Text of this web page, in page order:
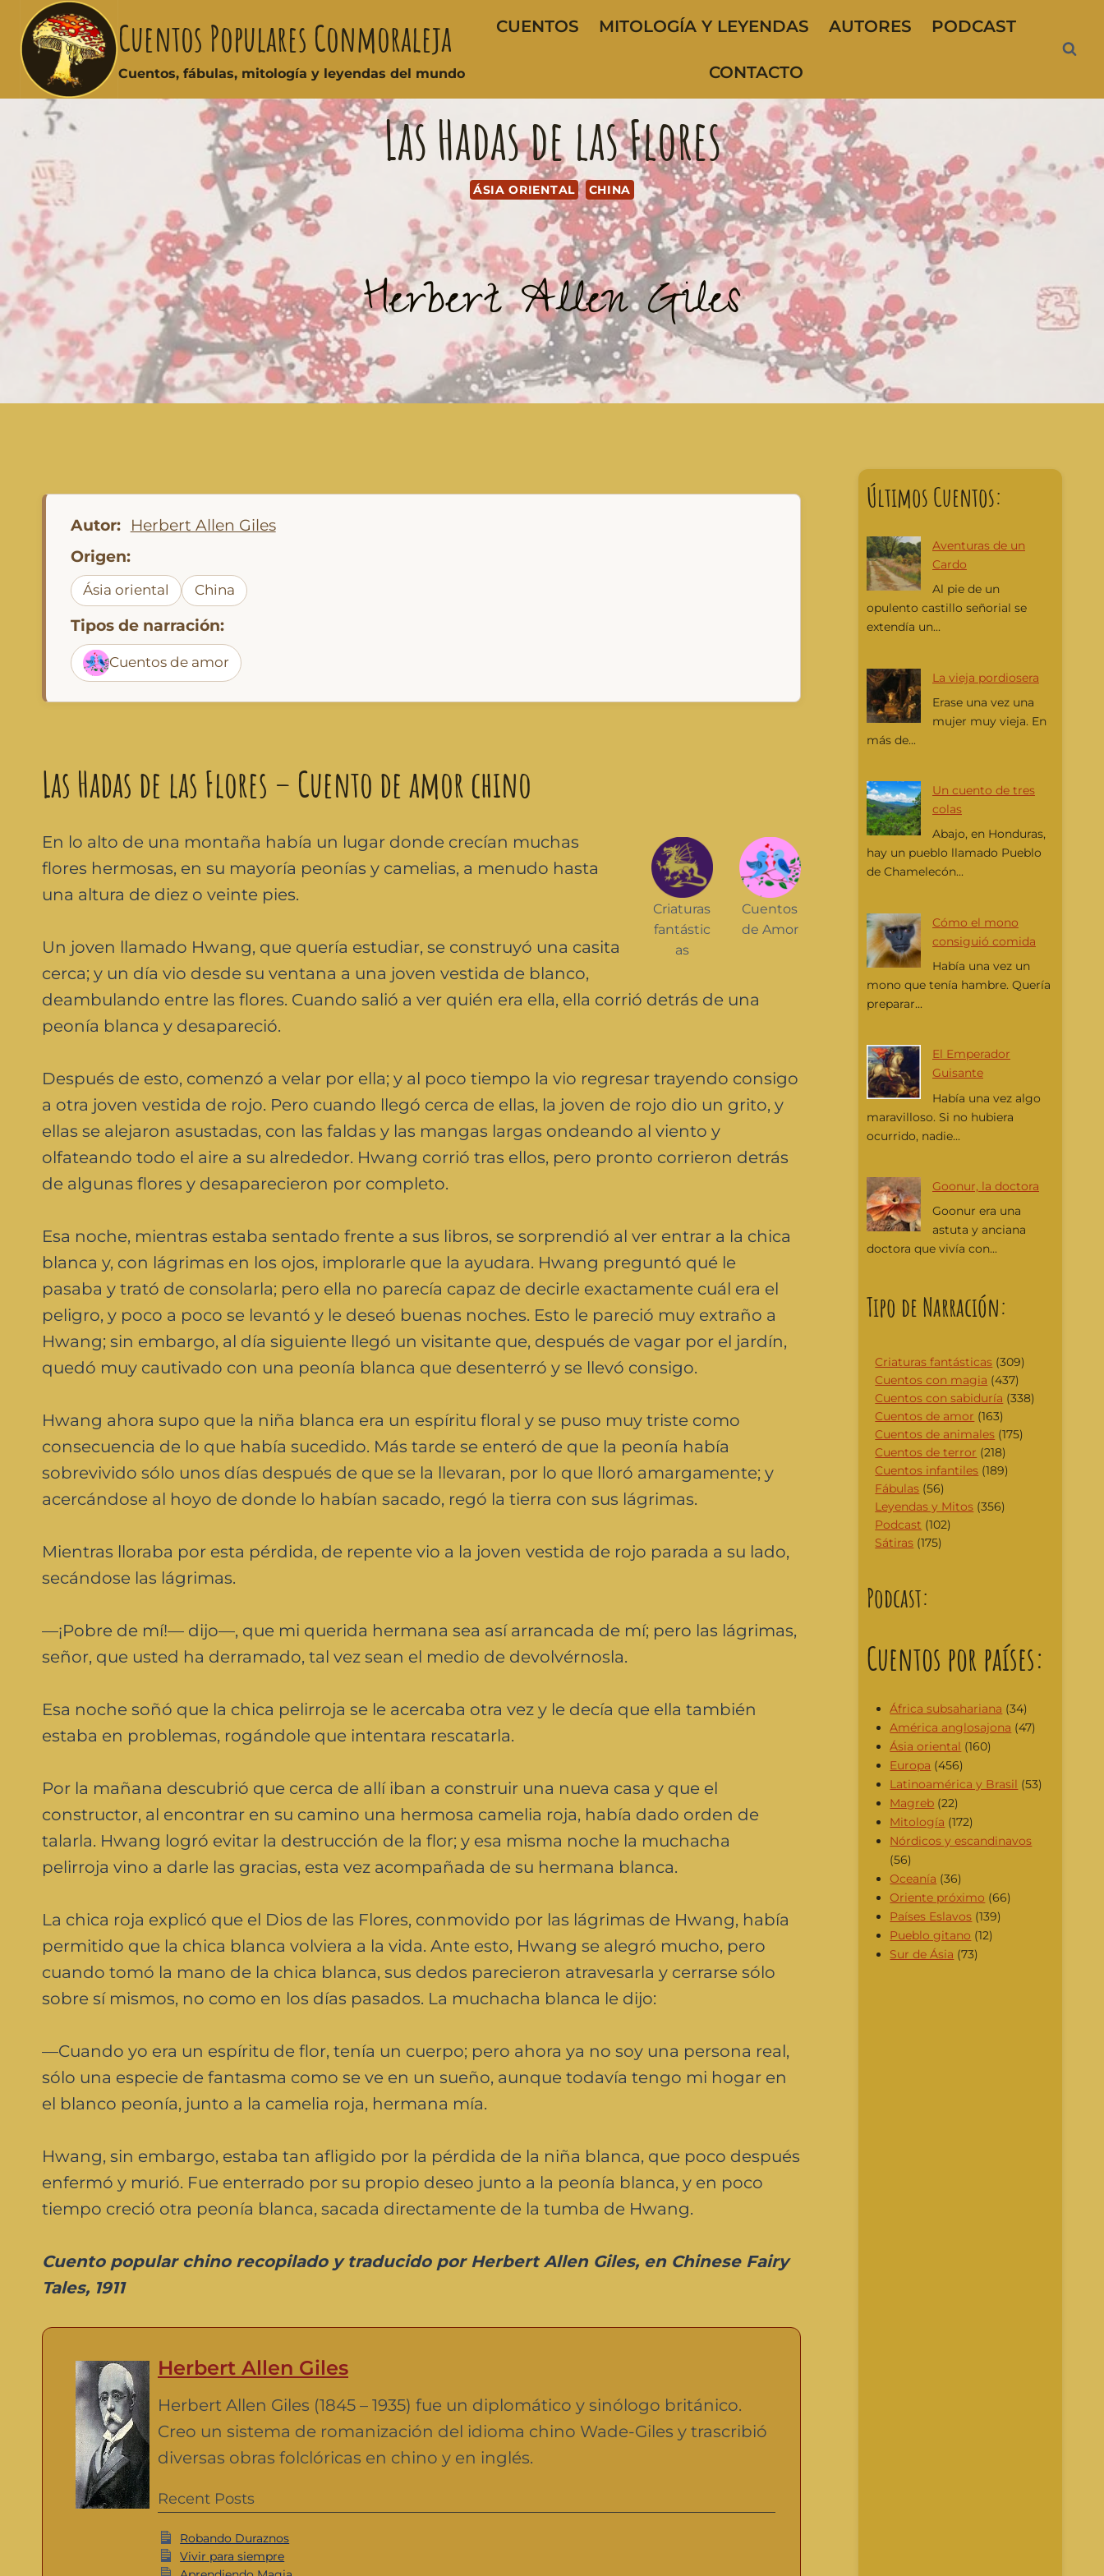
Cuentos Populares Conmoraleja
Cuentos, fábulas, mitología y leyendas del mundo
CUENTOS MITOLOGÍA Y LEYENDAS AUTORES PODCAST
CONTACTO
Las Hadas de las Flores
ÁSIA ORIENTAL CHINA
Herbert Allen Giles
Autor:
Herbert Allen Giles
Origen:
Ásia oriental China
Tipos de narración:
Cuentos de amor
Las Hadas de las Flores – Cuento de amor chino
Cuentos
de Amor
Criaturas
fantástic
as
En lo alto de una montaña había un lugar donde crecían muchas
flores hermosas, en su mayoría peonías y camelias, a menudo hasta
una altura de diez o veinte pies.
Un joven llamado Hwang, que quería estudiar, se construyó una casita
cerca; y un día vio desde su ventana a una joven vestida de blanco,
deambulando entre las flores. Cuando salió a ver quién era ella, ella corrió detrás de una
peonía blanca y desapareció.
Después de esto, comenzó a velar por ella; y al poco tiempo la vio regresar trayendo consigo
a otra joven vestida de rojo. Pero cuando llegó cerca de ellas, la joven de rojo dio un grito, y
ellas se alejaron asustadas, con las faldas y las mangas largas ondeando al viento y
olfateando todo el aire a su alrededor. Hwang corrió tras ellos, pero pronto corrieron detrás
de algunas flores y desaparecieron por completo.
Esa noche, mientras estaba sentado frente a sus libros, se sorprendió al ver entrar a la chica
blanca y, con lágrimas en los ojos, implorarle que la ayudara. Hwang preguntó qué le
pasaba y trató de consolarla; pero ella no parecía capaz de decirle exactamente cuál era el
peligro, y poco a poco se levantó y le deseó buenas noches. Esto le pareció muy extraño a
Hwang; sin embargo, al día siguiente llegó un visitante que, después de vagar por el jardín,
quedó muy cautivado con una peonía blanca que desenterró y se llevó consigo.
Hwang ahora supo que la niña blanca era un espíritu floral y se puso muy triste como
consecuencia de lo que había sucedido. Más tarde se enteró de que la peonía había
sobrevivido sólo unos días después de que se la llevaran, por lo que lloró amargamente; y
acercándose al hoyo de donde lo habían sacado, regó la tierra con sus lágrimas.
Mientras lloraba por esta pérdida, de repente vio a la joven vestida de rojo parada a su lado,
secándose las lágrimas.
—¡Pobre de mí!— dijo—, que mi querida hermana sea así arrancada de mí; pero las lágrimas,
señor, que usted ha derramado, tal vez sean el medio de devolvérnosla.
Esa noche soñó que la chica pelirroja se le acercaba otra vez y le decía que ella también
estaba en problemas, rogándole que intentara rescatarla.
Por la mañana descubrió que cerca de allí iban a construir una nueva casa y que el
constructor, al encontrar en su camino una hermosa camelia roja, había dado orden de
talarla. Hwang logró evitar la destrucción de la flor; y esa misma noche la muchacha
pelirroja vino a darle las gracias, esta vez acompañada de su hermana blanca.
La chica roja explicó que el Dios de las Flores, conmovido por las lágrimas de Hwang, había
permitido que la chica blanca volviera a la vida. Ante esto, Hwang se alegró mucho, pero
cuando tomó la mano de la chica blanca, sus dedos parecieron atravesarla y cerrarse sólo
sobre sí mismos, no como en los días pasados. La muchacha blanca le dijo:
—Cuando yo era un espíritu de flor, tenía un cuerpo; pero ahora ya no soy una persona real,
sólo una especie de fantasma como se ve en un sueño, aunque todavía tengo mi hogar en
el blanco peonía, junto a la camelia roja, hermana mía.
Hwang, sin embargo, estaba tan afligido por la pérdida de la niña blanca, que poco después
enfermó y murió. Fue enterrado por su propio deseo junto a la peonía blanca, y en poco
tiempo creció otra peonía blanca, sacada directamente de la tumba de Hwang.
Cuento popularchino recopilado y traducido por Herbert Allen Giles, en Chinese Fairy
Tales, 1911
Herbert Allen Giles
Herbert Allen Giles (1845 – 1935) fue un diplomático y sinólogo británico.
Creo un sistema de romanización del idioma chino Wade-Giles y trascribió
diversas obras folclóricas en chino y en inglés.
Recent Posts
Robando Duraznos
Vivir para siempre
Últimos Cuentos:
Aventuras de un
Cardo
Al pie de un
opulento castillo señorial se
extendía un...
La vieja pordiosera
Erase una vez una
mujer muy vieja. En
más de...
Un cuento de tres
colas
Abajo, en Honduras,
hay un pueblo llamado Pueblo
de Chamelecón...
Cómo el mono
consiguió comida
Había una vez un
mono que tenía hambre. Quería
preparar...
El Emperador
Guisante
Había una vez algo
maravilloso. Si no hubiera
ocurrido, nadie...
Goonur, la doctora
Goonur era una
astuta y anciana
doctora que vivía con...
Tipo de Narración:
Criaturas fantásticas (309)
Cuentos con magia (437)
Cuentos con sabiduría (338)
Cuentos de amor (163)
Cuentos de animales (175)
Cuentos de terror (218)
Cuentos infantiles (189)
Fábulas (56)
Leyendas y Mitos (356)
Podcast (102)
Sátiras (175)
Podcast:
Cuentos por países:
África subsahariana (34)
América anglosajona (47)
Ásia oriental (160)
Europa (456)
Latinoamérica y Brasil (53)
Magreb (22)
Mitología (172)
Nórdicos y escandinavos
(56)
Oceanía (36)
Oriente próximo (66)
Países Eslavos (139)
Pueblo gitano (12)
Sur de Ásia (73)